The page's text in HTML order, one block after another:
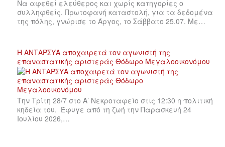
Να αφεθεί ελεύθερος και χωρίς κατηγορίες ο
συλληφθείς. Πρωτοφανή καταστολή, για τα δεδομένα
της πόλης, γνώρισε το Άργος, το Σάββατο 25.07. Με…
Η ΑΝΤΑΡΣΥΑ αποχαιρετά τον αγωνιστή της
επαναστατικής αριστεράς Θόδωρο Μεγαλοοικονόμου
Την Τρίτη 28/7 στο Α’ Νεκροταφείο στις 12:30 η πολιτική
κηδεία του. Έφυγε από τη ζωή την Παρασκευή 24
Ιουλίου 2026,…